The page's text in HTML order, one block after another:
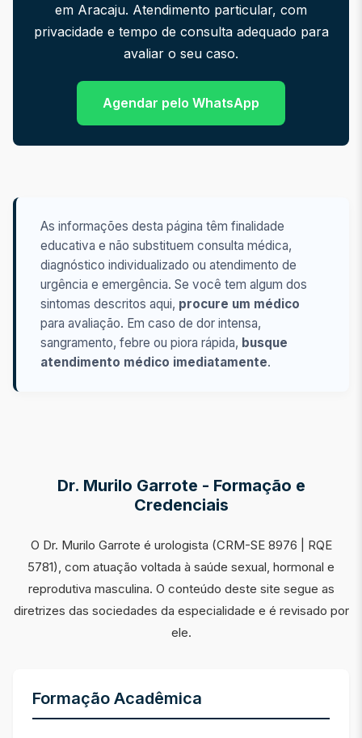
em Aracaju. Atendimento particular, com
privacidade e tempo de consulta adequado para
avaliar o seu caso.
Agendar pelo WhatsApp
As informações desta página têm finalidade
educativa e não substituem consulta médica,
diagnóstico individualizado ou atendimento de
urgência e emergência. Se você tem algum dos
sintomas descritos aqui, procure um médico
para avaliação. Em caso de dor intensa,
sangramento, febre ou piora rápida, busque
atendimento médico imediatamente.
Dr. Murilo Garrote - Formação e
Credenciais
O Dr. Murilo Garrote é urologista (CRM-SE 8976 | RQE
5781), com atuação voltada à saúde sexual, hormonal e
reprodutiva masculina. O conteúdo deste site segue as
diretrizes das sociedades da especialidade e é revisado por
ele.
Formação Acadêmica